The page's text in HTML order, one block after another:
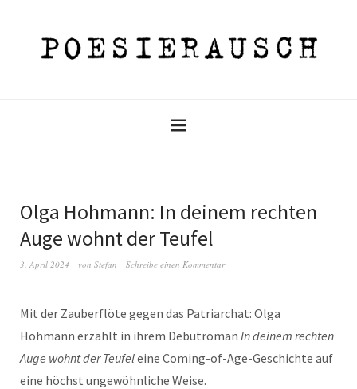
Olga Hohmann: In deinem rechten
Auge wohnt der Teufel
3. April 2024 von Stefan Schreibe einen Kommentar
Mit der Zauberflöte gegen das Patriarchat: Olga
Hohmann erzählt in ihrem Debütroman In deinem rechten
Auge wohnt der Teufeleine Coming-of-Age-Geschichte auf
eine höchst ungewöhnliche Weise.